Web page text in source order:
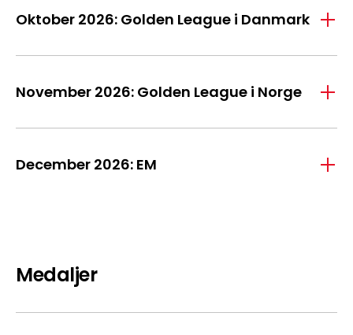
Oktober 2026: Golden League i Danmark
November 2026: Golden League i Norge
December 2026: EM
Medaljer